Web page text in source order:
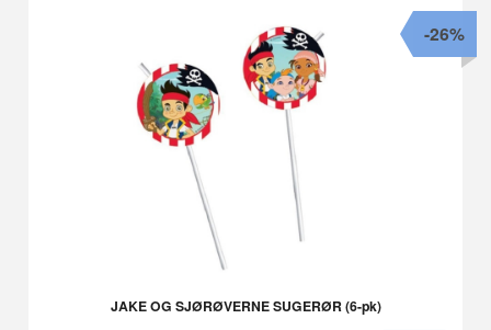
JAKE OG SJØRØVERNE SUGERØR (6-pk)
-26%